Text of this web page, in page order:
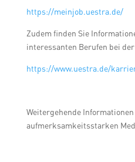
https://meinjob.uestra.de/
Zudem finden Sie
interessanten Berufen bei
https://www.uestra.de/
Weitergehende
aufmerksamkeitsstarken